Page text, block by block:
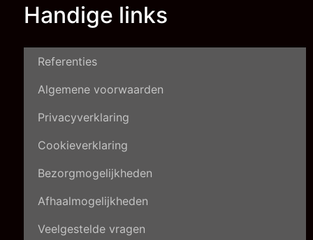
Handige links
Referenties
Algemene voorwaarden
Privacyverklaring
Cookieverklaring
Bezorgmogelijkheden
Afhaalmogelijkheden
Veelgestelde vragen